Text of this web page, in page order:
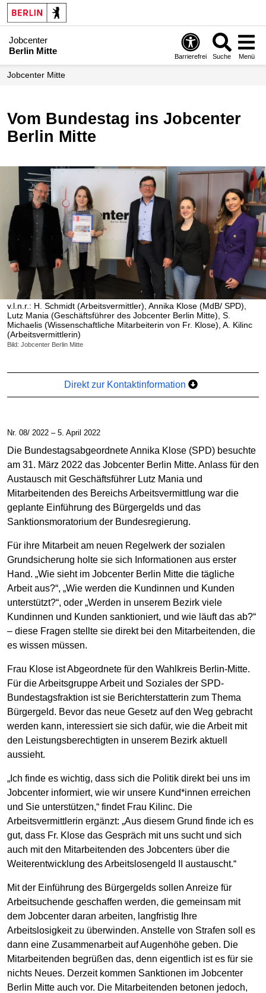
Jobcenter
Berlin Mitte
Barrierefrei Suche Menü
Jobcenter Mitte
Vom Bundestag ins Jobcenter
Berlin Mitte
v.l.n.r.: H. Schmidt (Arbeitsvermittler), Annika Klose (MdB/ SPD),
Lutz Mania (Geschäftsführer des Jobcenter Berlin Mitte), S.
Michaelis (Wissenschaftliche Mitarbeiterin von Fr. Klose), A. Kilinc
(Arbeitsvermittlerin)
Bild: Jobcenter Berlin Mitte
Direkt zur Kontaktinformation
Nr. 08/ 2022 – 5. April 2022
Die Bundestagsabgeordnete Annika Klose (SPD) besuchte
am 31. März 2022 das Jobcenter Berlin Mitte. Anlass für den
Austausch mit Geschäftsführer Lutz Mania und
Mitarbeitenden des Bereichs Arbeitsvermittlung war die
geplante Einführung des Bürgergelds und das
Sanktionsmoratorium der Bundesregierung.
Für ihre Mitarbeit am neuen Regelwerk der sozialen
Grundsicherung holte sie sich Informationen aus erster
Hand. „Wie sieht im Jobcenter Berlin Mitte die tägliche
Arbeit aus?“, „Wie werden die Kundinnen und Kunden
unterstützt?“, oder „Werden in unserem Bezirk viele
Kundinnen und Kunden sanktioniert, und wie läuft das ab?“
– diese Fragen stellte sie direkt bei den Mitarbeitenden, die
es wissen müssen.
Frau Klose ist Abgeordnete für den Wahlkreis Berlin-Mitte.
Für die Arbeitsgruppe Arbeit und Soziales der SPD-
Bundestagsfraktion ist sie Berichterstatterin zum Thema
Bürgergeld. Bevor das neue Gesetz auf den Weg gebracht
werden kann, interessiert sie sich dafür, wie die Arbeit mit
den Leistungsberechtigten in unserem Bezirk aktuell
aussieht.
„Ich finde es wichtig, dass sich die Politik direkt bei uns im
Jobcenter informiert, wie wir unsere Kund*innen erreichen
und Sie unterstützen,“ findet Frau Kilinc. Die
Arbeitsvermittlerin ergänzt: „Aus diesem Grund finde ich es
gut, dass Fr. Klose das Gespräch mit uns sucht und sich
auch mit den Mitarbeitenden des Jobcenters über die
Weiterentwicklung des Arbeitslosengeld II austauscht.“
Mit der Einführung des Bürgergelds sollen Anreize für
Arbeitsuchende geschaffen werden, die gemeinsam mit
dem Jobcenter daran arbeiten, langfristig Ihre
Arbeitslosigkeit zu überwinden. Anstelle von Strafen soll es
dann eine Zusammenarbeit auf Augenhöhe geben. Die
Mitarbeitenden begrüßen das, denn eigentlich ist es für sie
nichts Neues. Derzeit kommen Sanktionen im Jobcenter
Berlin Mitte auch vor. Die Mitarbeitenden betonen jedoch,